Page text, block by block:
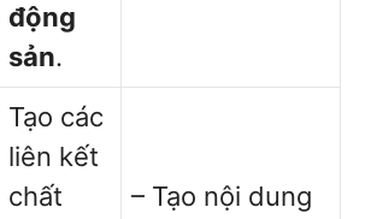
động
sản.
Tạo các
liên kết
chất
– Tạo nội dung